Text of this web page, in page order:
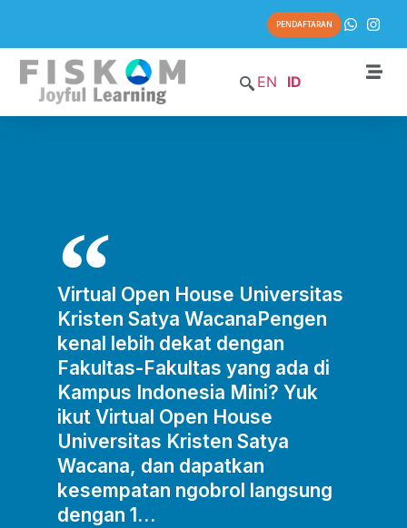
PENDAFTARAN
EN ID
Virtual Open House Universitas
Kristen Satya WacanaPengen
kenal lebih dekat dengan
Fakultas-Fakultas yang ada di
Kampus Indonesia Mini? Yuk
ikut Virtual Open House
Universitas Kristen Satya
Wacana, dan dapatkan
kesempatan ngobrol langsung
dengan 1…